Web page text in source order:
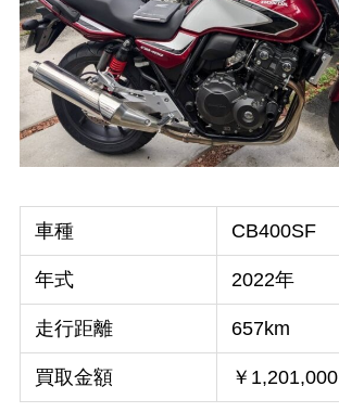
車種 CB400SF
年式 2022年
走行距離 657km
買取金額 ￥1,201,000